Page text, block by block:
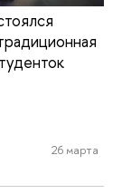
26 марта